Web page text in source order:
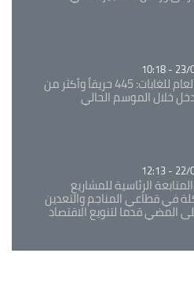
المدير العام للغابات: 445 حريقاً وأكثر من
الرئاسية للمشاريع
في قطاعي المناجم والتعدين
المضي قدما لتنويع الاقتصاد